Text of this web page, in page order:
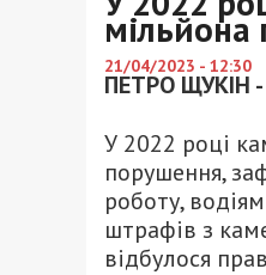
21/04/2023 - 12:30
ПЕТРО ЩУКІН
У 2022 році
порушення,
роботу,
штрафів з
відбулося